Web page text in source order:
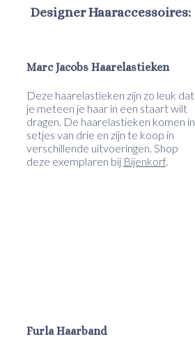
Designer Haaraccessoires:
Marc Jacobs Haarelastieken
Deze haarelastieken zijn zo leuk dat
je meteen je haar in een staart wilt
dragen. De haarelastieken komen in
setjes van drie en zijn te koop in
verschillende uitvoeringen. Shop
deze exemplaren bij Bijenkorf.
Furla Haarband